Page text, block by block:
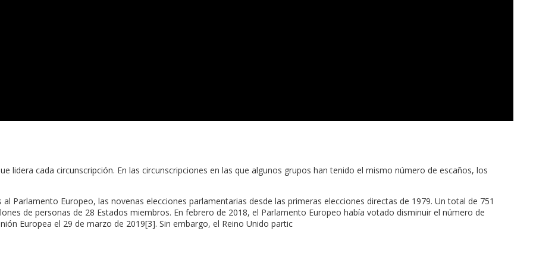
lidera cada circunscripción. En las circunscripciones en las que algunos grupos han tenido el mismo número de escaños, los
Parlamento Europeo, las novenas elecciones parlamentarias desde las primeras elecciones directas de 1979. Un total de 751
de personas de 28 Estados miembros. En febrero de 2018, el Parlamento Europeo había votado disminuir el número de
Europea el 29 de marzo de 2019[3]. Sin embargo, el Reino Unido partic